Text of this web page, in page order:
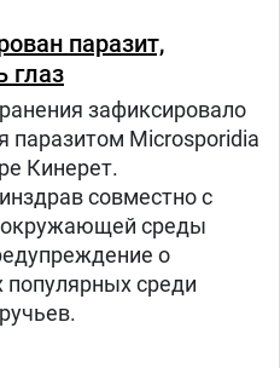
паразит,
глаз
зафиксировало
паразитом Microsporidia
Кинерет.
совместно с
среды
о
популярных среди